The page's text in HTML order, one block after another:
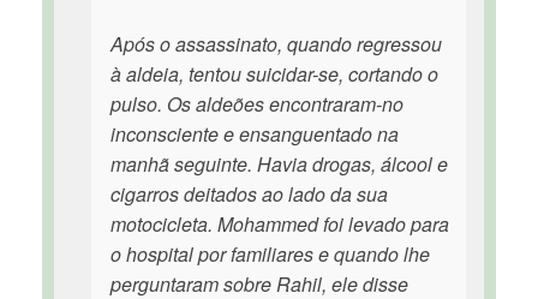
Após o assassinato, quando regressou
à aldeia, tentou suicidar-se, cortando o
pulso. Os aldeões encontraram-no
inconsciente e ensanguentado na
manhã seguinte. Havia drogas, álcool e
cigarros deitados ao lado da sua
motocicleta. Mohammed foi levado para
o hospital por familiares e quando lhe
perguntaram sobre Rahil, ele disse